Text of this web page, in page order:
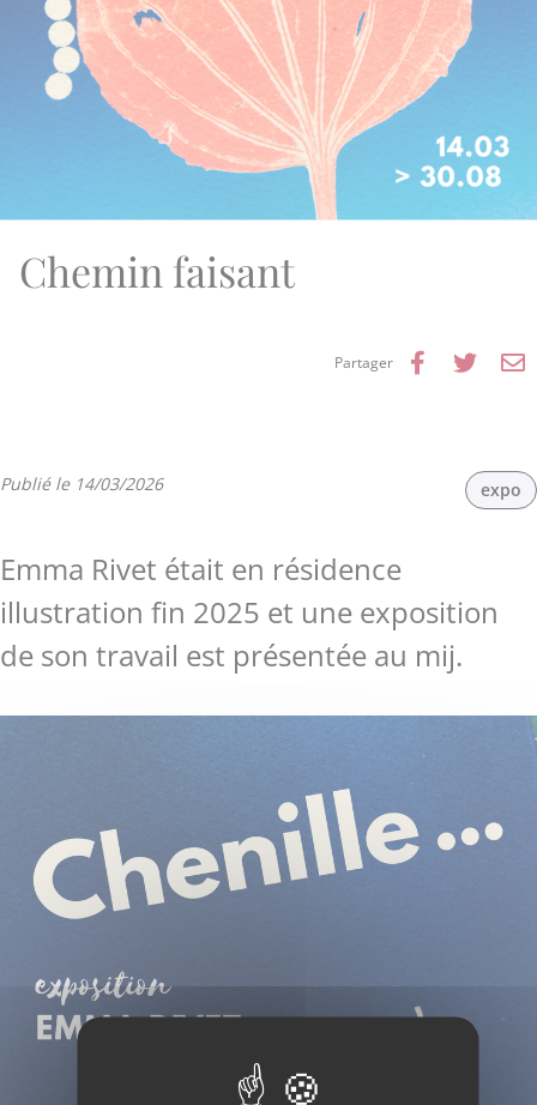
Chemin faisant
Partager  Partager
 
Publié le 14/03/2026 expo
Emma Rivet était en résidence
illustration fin 2025 et une exposition
de son travail est présentée au mij.